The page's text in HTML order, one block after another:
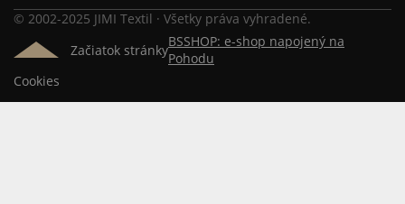
© 2002-2025 JIMI Textil · Všetky práva vyhradené.
Začiatok stránkyBSSHOP: e-shop napojený na
Pohodu
Cookies